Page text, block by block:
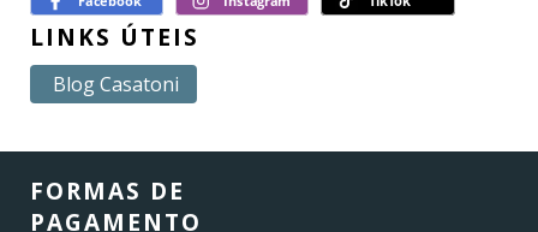
LINKS ÚTEIS
Blog Casatoni
FORMAS DE
PAGAMENTO